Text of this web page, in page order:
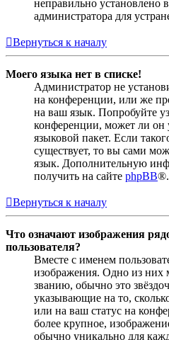
неправильно установлено
администратора для
Вернуться к началу
Моего языка нет в списке!
Администратор не
на конференции, или же
на ваш язык. Попробуйте
конференции, может ли он
языковой пакет. Если
существует, то вы сами
язык. Дополнительную
получить на сайте phpBB®.
Вернуться к началу
Что означают изображения
пользователя?
Вместе с именем
изображения. Одно из них
званию, обычно это
указывающие на то,
или на ваш статус на
более крупное,
обычно уникально для